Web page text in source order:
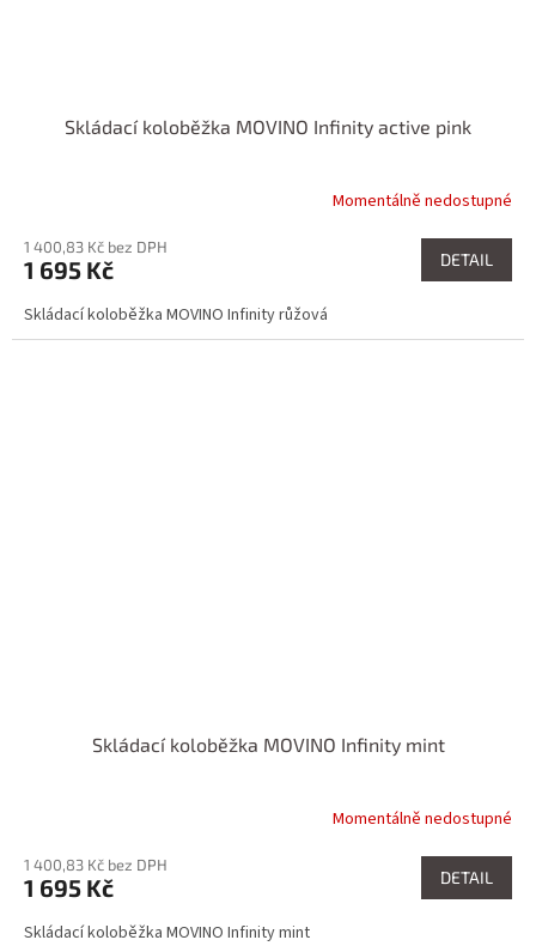
Skládací koloběžka MOVINO Infinity active pink
Momentálně nedostupné
1 400,83 Kč bez DPH
1 695 Kč DETAIL
Skládací koloběžka MOVINO Infinity růžová
Skládací koloběžka MOVINO Infinity mint
Momentálně nedostupné
1 400,83 Kč bez DPH
1 695 Kč DETAIL
Skládací koloběžka MOVINO Infinity mint